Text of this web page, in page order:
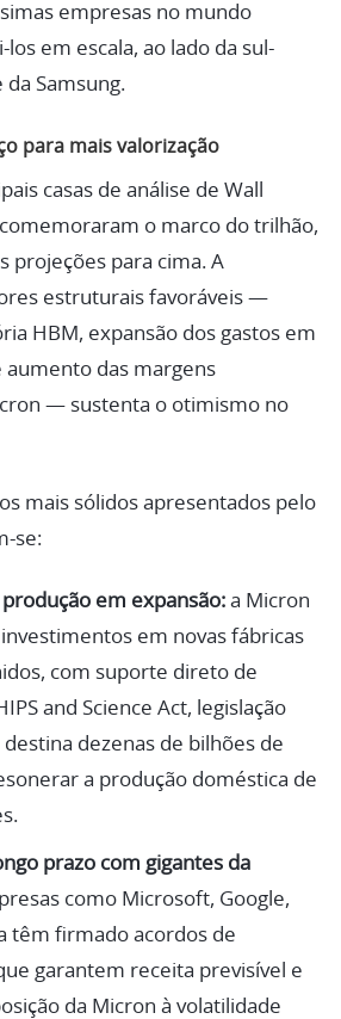
empresas no mundo
los em escala, ao lado da sul-
da Samsung.
para mais valorização
casas de análise de Wall
o marco do trilhão,
projeções para cima. A
estruturais favoráveis —
HBM, expansão dos gastos em
aumento das margens
— sustenta o otimismo no
mais sólidos apresentados pelo
se:
em expansão:a Micron
em novas fábricas
com suporte direto de
and Science Act, legislação
dezenas de bilhões de
a produção doméstica de
prazo com gigantes da
como Microsoft, Google,
têm firmado acordos de
garantem receita previsível e
da Micron à volatilidade